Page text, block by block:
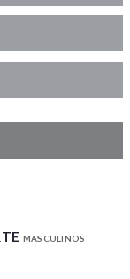
MASCULINOS